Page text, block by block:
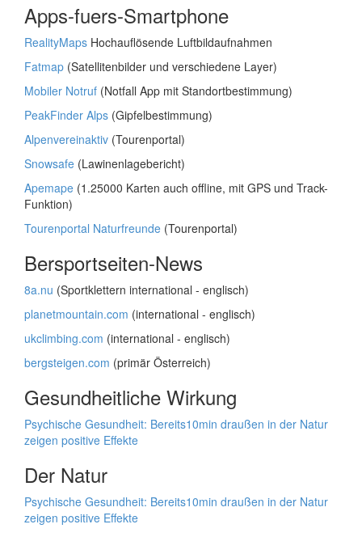
Apps-fuers-Smartphone
RealityMaps Hochauflösende Luftbildaufnahmen
Fatmap (Satellitenbilder und verschiedene Layer)
Mobiler Notruf (Notfall App mit Standortbestimmung)
PeakFinder Alps (Gipfelbestimmung)
Alpenvereinaktiv (Tourenportal)
Snowsafe (Lawinenlagebericht)
Apemape (1.25000 Karten auch offline, mit GPS und Track-
Funktion)
Tourenportal Naturfreunde (Tourenportal)
Bersportseiten-News
8a.nu (Sportklettern international - englisch)
planetmountain.com (international - englisch)
ukclimbing.com (international - englisch)
bergsteigen.com (primär Österreich)
Gesundheitliche Wirkung
Psychische Gesundheit: Bereits10min draußen in der Natur
zeigen positive Effekte
Der Natur
Psychische Gesundheit: Bereits10min draußen in der Natur
zeigen positive Effekte